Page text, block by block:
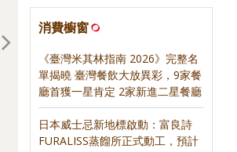
《日日三餐，早 ‧ 午 ‧
晚》‧ 寫樂文化
《紅茶經》‧ 寫樂文化
消費櫥窗
《臺灣米其林指南 2026》完整名
單揭曉 臺灣餐飲大放異彩，9家餐
廳首獲一星肯定 2家新進二星餐廳
日本威士忌新地標啟動：富良詩
FURALISS蒸餾所正式動工，預計